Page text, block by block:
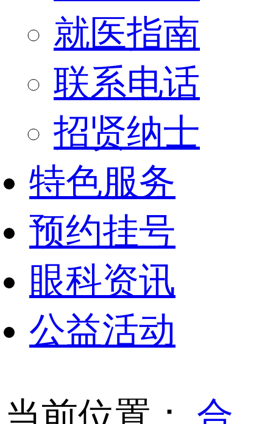
就医指南
联系电话
招贤纳士
特色服务
预约挂号
眼科资讯
公益活动